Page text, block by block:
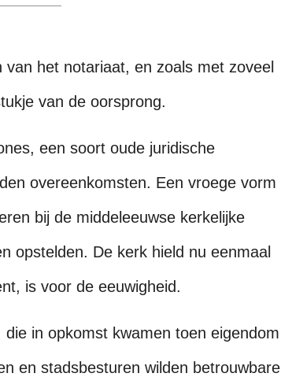
het notariaat, en zoals met zoveel
van de oorsprong.
een soort oude juridische
overeenkomsten. Een vroege vorm
bij de middeleeuwse kerkelijke
opstelden. De kerk hield nu eenmaal
is voor de eeuwigheid.
in opkomst kwamen toen eigendom
en stadsbesturen wilden betrouwbare